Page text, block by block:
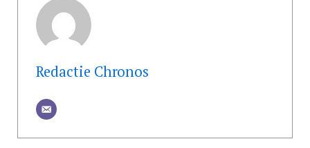
Redactie Chronos